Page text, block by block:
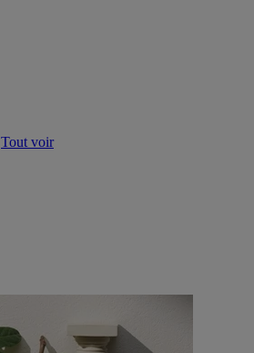
Tout voir